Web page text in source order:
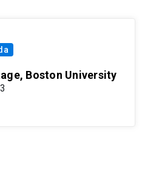
Boston University